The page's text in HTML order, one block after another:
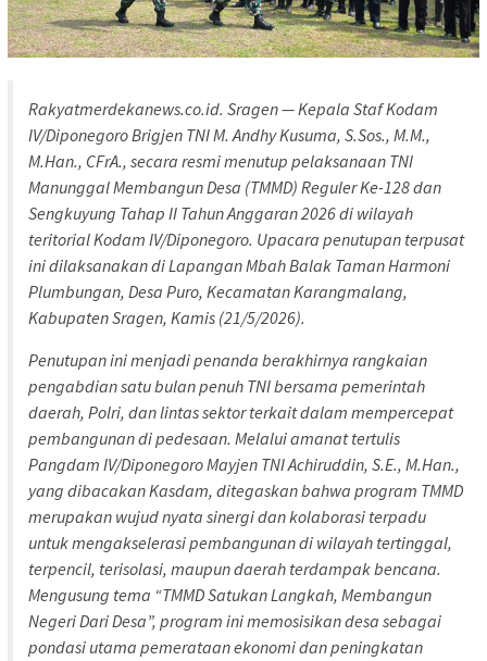
Rakyatmerdekanews.co.id. Sragen — Kepala Staf Kodam
IV/Diponegoro Brigjen TNI M. Andhy Kusuma, S.Sos., M.M.,
M.Han., CFrA., secara resmi menutup pelaksanaan TNI
Manunggal Membangun Desa (TMMD) Reguler Ke-128 dan
Sengkuyung Tahap II Tahun Anggaran 2026 di wilayah
teritorial Kodam IV/Diponegoro. Upacara penutupan terpusat
ini dilaksanakan di Lapangan Mbah Balak Taman Harmoni
Plumbungan, Desa Puro, Kecamatan Karangmalang,
Kabupaten Sragen, Kamis (21/5/2026).
Penutupan ini menjadi penanda berakhirnya rangkaian
pengabdian satu bulan penuh TNI bersama pemerintah
daerah, Polri, dan lintas sektor terkait dalam mempercepat
pembangunan di pedesaan. Melalui amanat tertulis
Pangdam IV/Diponegoro Mayjen TNI Achiruddin, S.E., M.Han.,
yang dibacakan Kasdam, ditegaskan bahwa program TMMD
merupakan wujud nyata sinergi dan kolaborasi terpadu
untuk mengakselerasi pembangunan di wilayah tertinggal,
terpencil, terisolasi, maupun daerah terdampak bencana.
Mengusung tema “TMMD Satukan Langkah, Membangun
Negeri Dari Desa”, program ini memosisikan desa sebagai
pondasi utama pemerataan ekonomi dan peningkatan